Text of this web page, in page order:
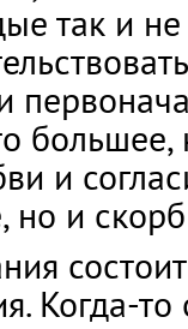
так и
большее,
и
но и
Когда-